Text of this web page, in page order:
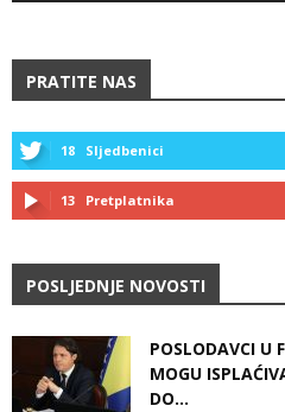
PRATITE NAS
18 Sljedbenici
13 Pretplatnika
POSLJEDNJE NOVOSTI
POSLODAVCI U
MOGU
DO...